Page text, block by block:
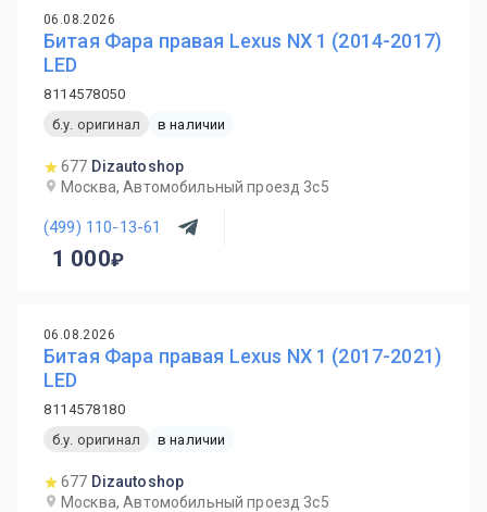
06.08.2026
Битая Фара правая Lexus NX 1 (2014-2017)
LED
8114578050
б.у. оригинал
в наличии
677 Dizautoshop
Москва, Автомобильный проезд 3с5
(499) 110-13-61
1 000
06.08.2026
Битая Фара правая Lexus NX 1 (2017-2021)
LED
8114578180
б.у. оригинал
в наличии
677 Dizautoshop
Москва, Автомобильный проезд 3с5